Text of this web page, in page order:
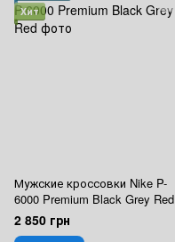
Хит
Мужские кроссовки Nike P-
6000 Premium Black Grey Red
2 850 грн